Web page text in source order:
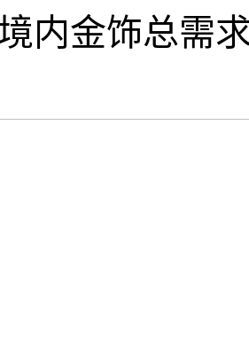
内金饰总需